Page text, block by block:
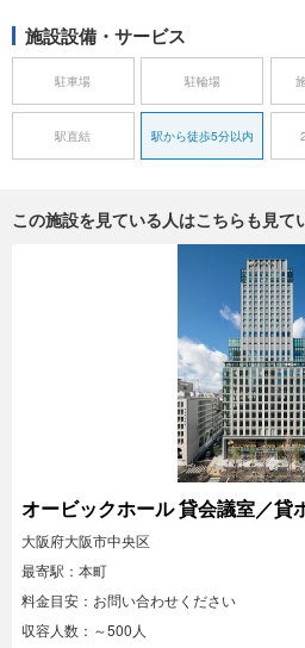
施設設備・サービス
駐車場 駐輪場
駅直結 駅から徒歩5分以内
この施設を見ている人はこちらも見て
オービックホール 貸会議室／貸
大阪府大阪市中央区
最寄駅：本町
料金目安：お問い合わせください
収容人数：～500人